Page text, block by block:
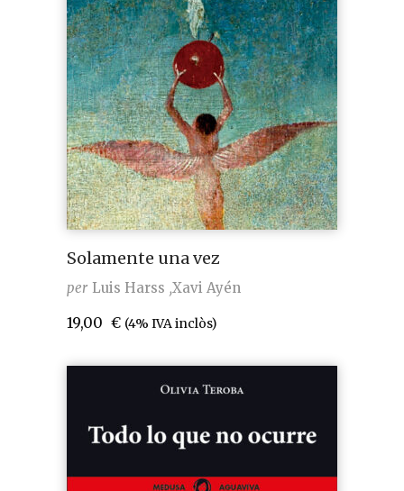
Solamente una vez
per Luis Harss Xavi Ayén
19,00 € (4% IVA inclòs)